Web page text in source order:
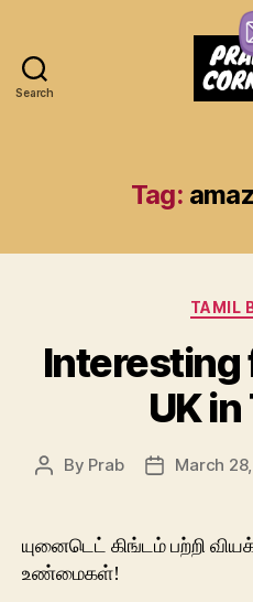
Search
Tag:
TAMIL
Interesting
UK
Post
By Prab
PostMarch
யுனைடெட் கிங்டம் பற்றி
உண்மைகள்!